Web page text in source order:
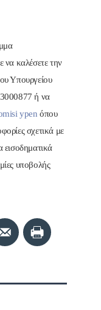
να καλέσετε την
Υπουργείου
3000877 ή να
ypen όπου
σχετικά με
εισοδηματικά
υποβολής